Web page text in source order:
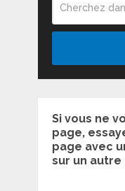
Si vous ne
page,
page avec
sur un